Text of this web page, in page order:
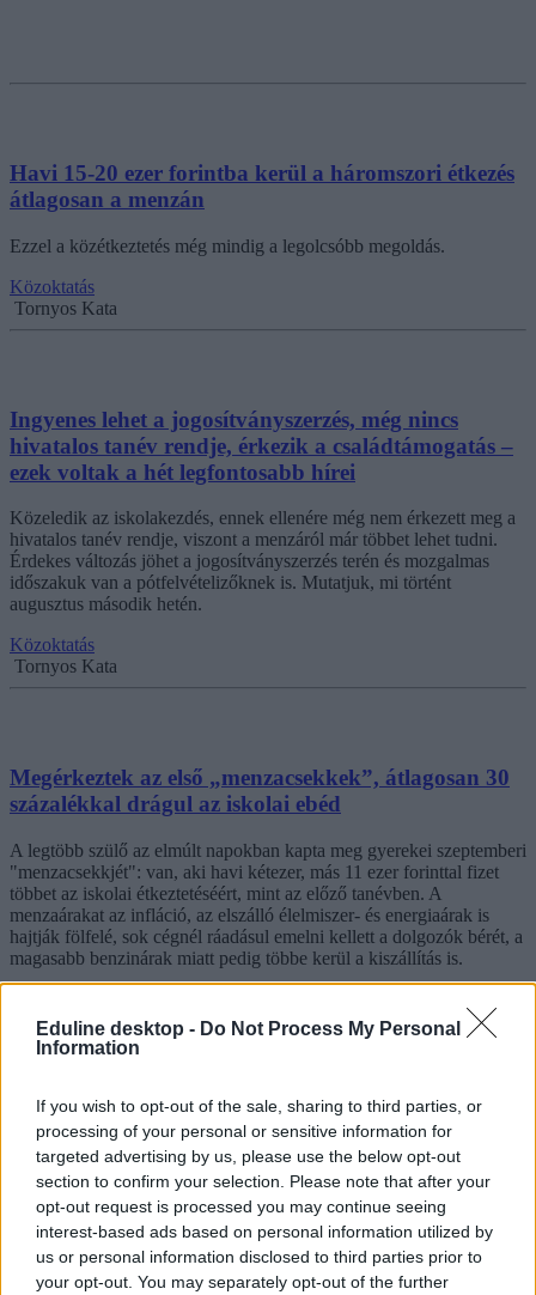
Eduline desktop - Do Not Process My Personal
Information
If you wish to opt-out of the sale, sharing to third parties, or
processing of your personal or sensitive information for
targeted advertising by us, please use the below opt-out
section to confirm your selection. Please note that after your
opt-out request is processed you may continue seeing
interest-based ads based on personal information utilized by
us or personal information disclosed to third parties prior to
your opt-out. You may separately opt-out of the further
Havi 15-20 ezer forintba kerül a háromszori étkezés
átlagosan a menzán
Ezzel a közétkeztetés még mindig a legolcsóbb megoldás.
Közoktatás
Tornyos Kata
Ingyenes lehet a jogosítványszerzés, még nincs
hivatalos tanév rendje, érkezik a családtámogatás –
ezek voltak a hét legfontosabb hírei
Közeledik az iskolakezdés, ennek ellenére még nem érkezett meg a
hivatalos tanév rendje, viszont a menzáról már többet lehet tudni.
Érdekes változás jöhet a jogosítványszerzés terén és mozgalmas
időszakuk van a pótfelvételizőknek is. Mutatjuk, mi történt
augusztus második hetén.
Közoktatás
Tornyos Kata
Megérkeztek az első „menzacsekkek”, átlagosan 30
százalékkal drágul az iskolai ebéd
A legtöbb szülő az elmúlt napokban kapta meg gyerekei szeptemberi
"menzacsekkjét": van, aki havi kétezer, más 11 ezer forinttal fizet
többet az iskolai étkeztetéséért, mint az előző tanévben. A
menzaárakat az infláció, az elszálló élelmiszer- és energiaárak is
hajtják fölfelé, sok cégnél ráadásul emelni kellett a dolgozók bérét, a
magasabb benzinárak miatt pedig többe kerül a kiszállítás is.
Székács Linda
Maruzsa Zoltán: "Nem csak 20 fok lehet, teljesen
normális fűtésre készülünk az iskolákban"
A szülőkben és a tanárokban is egyre több kérdés merül fel azzal
kapcsolatban, hogyan fog elindulni az idei tanév. Erre próbált meg
válaszolni Maruzsa Zoltán, köznevelésért felelős államtitkár is.
Közoktatás